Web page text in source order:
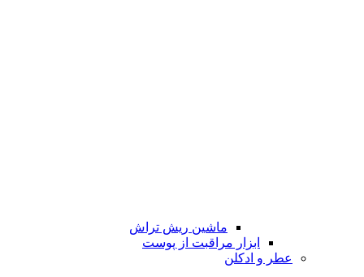
ماشین ریش تراش
ابزار مراقبت از پوست
عطر و ادکلن